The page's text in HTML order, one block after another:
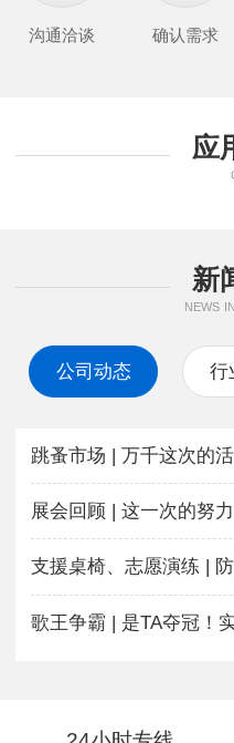
沟通洽谈 确认需求
应
新
NEWS
公司动态 行
跳蚤市场 | 万千这次的
歌王争霸 | 是TA夺冠！